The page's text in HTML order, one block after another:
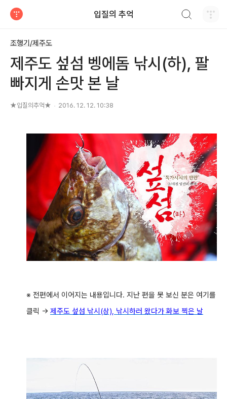
입질의 추억
조행기/제주도
제주도 섶섬 벵에돔 낚시(하), 팔
빠지게 손맛 본 날
★입질의추억★ 2016. 12. 12. 10:38
※ 전편에서 이어지는 내용입니다. 지난 편을 못 보신 분은 여기를
클릭 → 제주도 섶섬 낚시(상), 낚시하러 왔다가 화보 찍은 날